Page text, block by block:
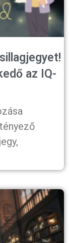
az IQ-